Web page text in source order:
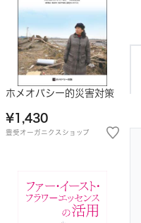
ホメオパシー的災害対策
¥1,430
豊受オーガニクスショップ